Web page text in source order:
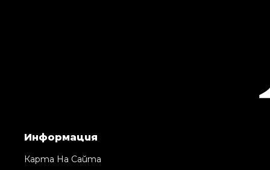
Информация
Карта На Сайта